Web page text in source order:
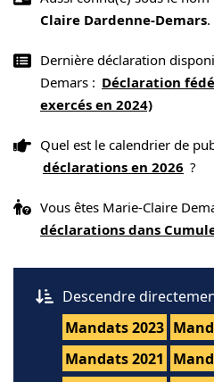
Claire Dardenne-Demars.
Dernière déclaration
Demars : Déclaration
exercés en 2024)
Quel est le calendrier de
déclarations en 2026 ?
Vous êtes Marie-Claire
déclarations dans
Descendre
Mandats 2023
Mandats 2021